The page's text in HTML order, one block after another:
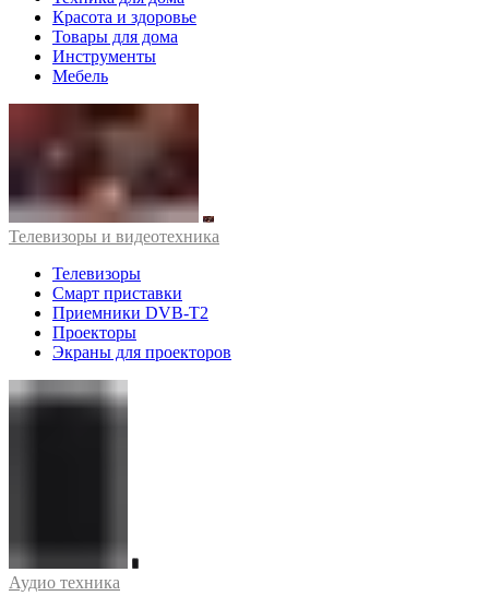
Красота и здоровье
Товары для дома
Инструменты
Мебель
Телевизоры и видеотехника
Телевизоры
Смарт приставки
Приемники DVB-T2
Проекторы
Экраны для проекторов
Аудио техника